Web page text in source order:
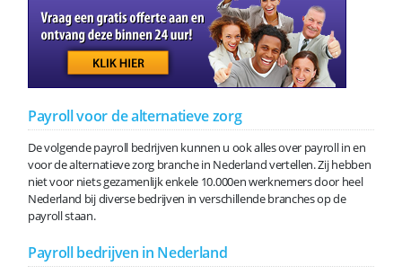
Payroll voor de alternatieve zorg
De volgende payroll bedrijven kunnen u ook alles over payroll in en
voor de alternatieve zorg branche in Nederland vertellen. Zij hebben
niet voor niets gezamenlijk enkele 10.000en werknemers door heel
Nederland bij diverse bedrijven in verschillende branches op de
payroll staan.
Payroll bedrijven in Nederland